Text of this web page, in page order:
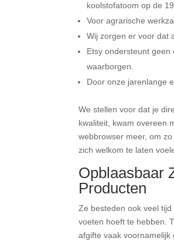
koolstofatoom op de
Voor agrarische
Wij zorgen er voor dat
Etsy ondersteunt
waarborgen.
Door onze jarenlange
We stellen voor dat je
kwaliteit, kwam overeen
webbrowser meer, om
zich welkom te laten
Opblaasbaar
Producten
Ze besteden ook veel
voeten hoeft te hebben.
afgifte vaak